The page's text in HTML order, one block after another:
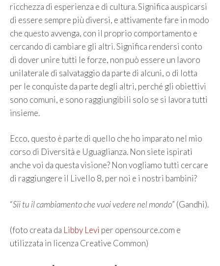
ricchezza di esperienza e di cultura. Significa auspicarsi
di essere sempre più diversi, e attivamente fare in modo
che questo avvenga, con il proprio comportamento e
cercando di cambiare gli altri. Significa rendersi conto
di dover unire tutti le forze, non può essere un lavoro
unilaterale di salvataggio da parte di alcuni, o di lotta
per le conquiste da parte degli altri, perché gli obiettivi
sono comuni, e sono raggiungibili solo se si lavora tutti
insieme.
Ecco, questo è parte di quello che ho imparato nel mio
corso di Diversità e Uguaglianza. Non siete ispirati
anche voi da questa visione? Non vogliamo tutti cercare
di raggiungere il Livello 8, per noi e i nostri bambini?
“Sii tu il cambiamento che vuoi vedere nel mondo” (Gandhi).
(foto creata da Libby Levi per opensource.com e
utilizzata in licenza Creative Common)